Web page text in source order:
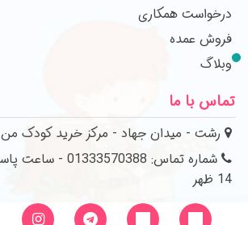
درخواست همکاری
فروش عمده
وبلاگ
تماس با ما
رشت - میدان جهاد - مرکز خرید کودک من
14 ظهر